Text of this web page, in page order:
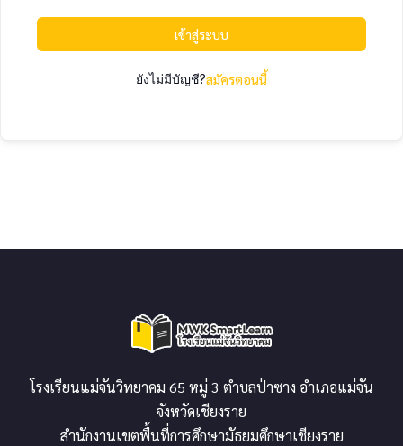
เข้าสู่ระบบ
ยังไม่มีบัญชี?สมัครตอนนี้
โรงเรียนแม่จันวิทยาคม 65 หมู่ 3 ตำบลป่าซาง อำเภอแม่จัน
จังหวัดเชียงราย
สำนักงานเขตพื้นที่การศึกษามัธยมศึกษาเชียงราย